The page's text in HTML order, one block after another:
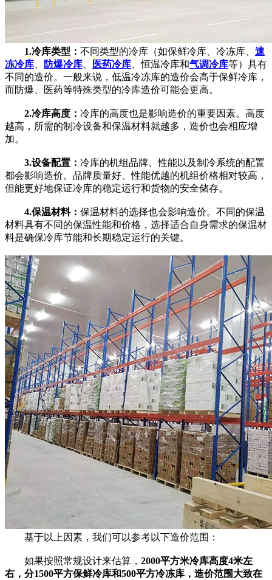
1.冷库类型： 不同类型的冷库（如保鲜冷库、冷冻库、 速
冻冷库
防爆冷库 医药冷库 、恒温冷库和气调冷库等）具有
不同的造价。一般来说，低温冷冻库的造价会高于保鲜冷库，
而防爆、医药等特殊类型的冷库造价可能会更高。
2.冷库高度： 冷库的高度也是影响造价的重要因素。高度
越高，所需的制冷设备和保温材料就越多，造价也会相应增
加。
3.设备配置： 冷库的机组品牌、性能以及制冷系统的配置
都会影响造价。品牌质量好、性能优越的机组价格相对较高，
但能更好地保证冷库的稳定运行和货物的安全储存。
4.保温材料： 保温材料的选择也会影响造价。不同的保温
材料具有不同的保温性能和价格，选择适合自身需求的保温材
料是确保冷库节能和长期稳定运行的关键。
基于以上因素，我们可以参考以下造价范围：
如果按照常规设计来估算， 2000平方米冷库高度4米左
右，分1500平方保鲜冷库和500平方冷冻库，造价范围大致在